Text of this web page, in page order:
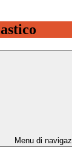
Menu di